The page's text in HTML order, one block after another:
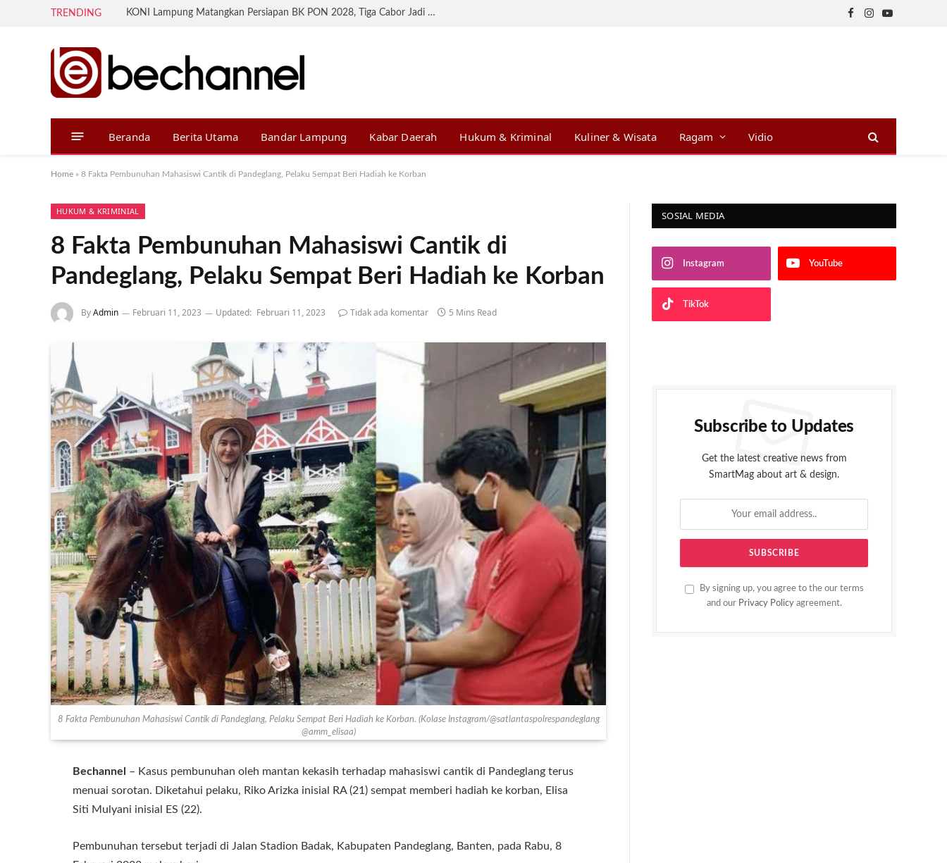
TRENDING KONI Lampung Matangkan Persiapan BK PON 2028, Tiga Cabor Jadi Prioritas
Facebook
Instagram
YouTube
Beranda Berita Utama Bandar Lampung Kabar Daerah Hukum & Kriminal Kuliner & Wisata Ragam Vidio
Home » 8 Fakta Pembunuhan Mahasiswi Cantik di Pandeglang, Pelaku Sempat Beri Hadiah ke Korban
HUKUM & KRIMINIAL
8 Fakta Pembunuhan Mahasiswi Cantik di
Pandeglang, Pelaku Sempat Beri Hadiah ke Korban
ByAdmin Februari 11, 2023 Updated: Februari 11, 2023 Tidak ada komentar 5 Mins Read
8 Fakta Pembunuhan Mahasiswi Cantik di Pandeglang, Pelaku Sempat Beri Hadiah ke Korban. (Kolase Instagram/@satlantaspolrespandeglang
@amm_elisaa)
Bechannel
– Kasus pembunuhan oleh mantan kekasih terhadap mahasiswi cantik di Pandeglang terus
menuai sorotan. Diketahui pelaku, Riko Arizka inisial RA (21) sempat memberi hadiah ke korban, Elisa
Siti Mulyani inisial ES (22).
Pembunuhan tersebut terjadi di Jalan Stadion Badak, Kabupaten Pandeglang, Banten, pada Rabu, 8
SOSIAL MEDIA
Instagram YouTube
TikTok
Subscribe to Updates
Get the latest creative news from
SmartMag about art & design.
By signing up, you agree to the our terms
and our Privacy Policyagreement.